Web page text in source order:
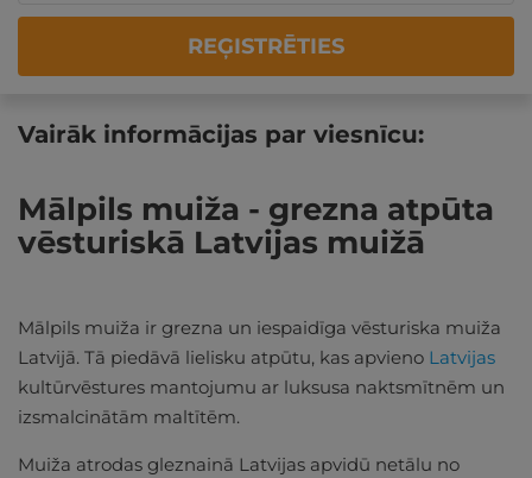
REĢISTRĒTIES
Vairāk informācijas par viesnīcu:
Mālpils muiža - grezna atpūta
vēsturiskā Latvijas muižā
Mālpils muiža ir grezna un iespaidīga vēsturiska muiža
Latvijā. Tā piedāvā lielisku atpūtu, kas apvieno Latvijas
kultūrvēstures mantojumu ar luksusa naktsmītnēm un
izsmalcinātām maltītēm.
Muiža atrodas gleznainā Latvijas apvidū netālu no